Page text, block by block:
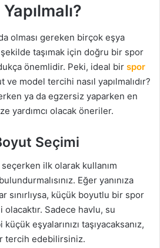
olması gereken birçok eşya
taşımak için doğru bir spor
önemlidir. Peki, ideal bir spor
ve model tercihi nasıl yapılmalıdır?
ya da egzersiz yaparken en
yardımcı olacak öneriler.
Seçimi
ilk olarak kullanım
Eğer yanınıza
sınırlıysa, küçük boyutlu bir spor
Sadece havlu, su
eşyalarınızı taşıyacaksanız,
tercih edebilirsiniz.